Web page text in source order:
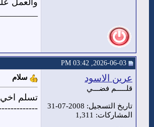
عرين الاسود
قلـــــم فضـــي
تاريخ التسجيل: 2008-07-31
المشاركات: 1,311
سلام
تسلم اخي